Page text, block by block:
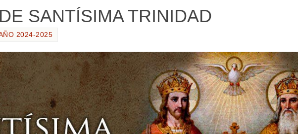
SANTÍSIMA TRINIDAD
2024-2025